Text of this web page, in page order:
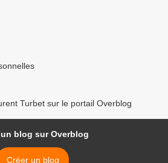
Turbet sur le portail Overblog
un blog sur Overblog
Créer un blog